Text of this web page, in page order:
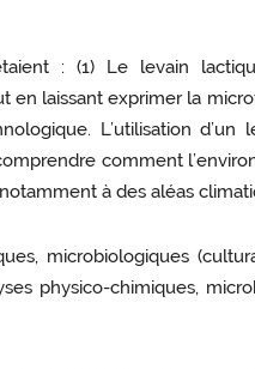
: (1) Le levain
en laissant exprimer la
L’utilisation
comment
à des aléas
microbiologiques
physico-chimiques,